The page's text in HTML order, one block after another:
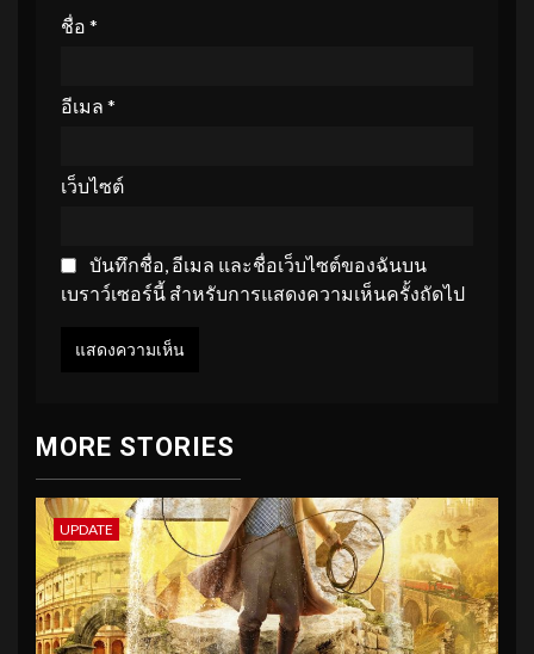
ชื่อ *
อีเมล *
เว็บไซต์
บันทึกชื่อ, อีเมล และชื่อเว็บไซต์ของฉันบน
เบราว์เซอร์นี้ สำหรับการแสดงความเห็นครั้งถัดไป
MORE STORIES
UPDATE